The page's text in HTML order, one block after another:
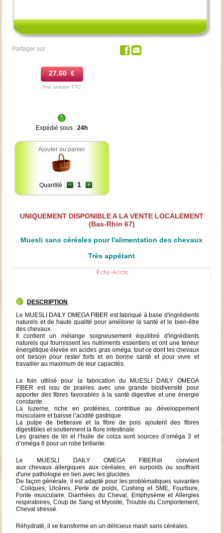
Partager sur
27.60 €
Prix unitaire TTC
Expédié sous :24h
Ajouter au panier
Quantité :
UNIQUEMENT DISPONIBLE A LA VENTE LOCALEMENT
(Bas-Rhin 67)
Muesli sans céréales pour l'alimentation des chevaux
Très appétant
DESCRIPTION
Le MUESLI DAILY OMEGA FIBER est fabriqué à base d'ingrédients
naturels et de haute qualité pour améilorer la santé et le bien-être
des chevaux.
Il contient un mélange soigneusement équilibré d'ingrédients
naturels qui fournissent les nutriments essentiels et ont une teneur
énergétique élevée en acides gras oméga, tout ce dont les chevaux
ont besoin pour rester forts et en bonne santé et pour vivre et
travailler au maximum de leur capacités.
Le foin utilisé pour la fabrication du MUESLI DAILY OMEGA
FIBER est issu de prairies avec une grande biodiversité pour
apporter des fibres favorables à la santé digestive et une énergie
constante.
La luzerne, riche en protéines, contribue au développement
musculaire et baisse l’acidité gastrique.
La pulpe de betterave et la fibre de pois ajoutent des fibres
digestibles et soutiennent la flore intestinale.
Les graines de lin et l’huile de colza sont sources d’oméga 3 et
d’oméga 6 pour un robe brillante.
Le MUESLI DAILY OMEGA FIBERsli convient
aux chevaux allergiques aux céréales, en surpoids ou souffrant
d'une pathologie en lien avec les glucides.
De façon générale, il est adapté pour les problématiques suivantes
: Coliques, Ulcères, Perte de poids, Cushing et SME, Fourbure,
Fonte musculaire, Diarrhées du Cheval, Emphysème et Allergies
respiratoires, Coup de Sang et Myosite, Trouble du Comportement,
Cheval stressé.
Réhydraté, il se transforme en un délicieux mash sans céréales.